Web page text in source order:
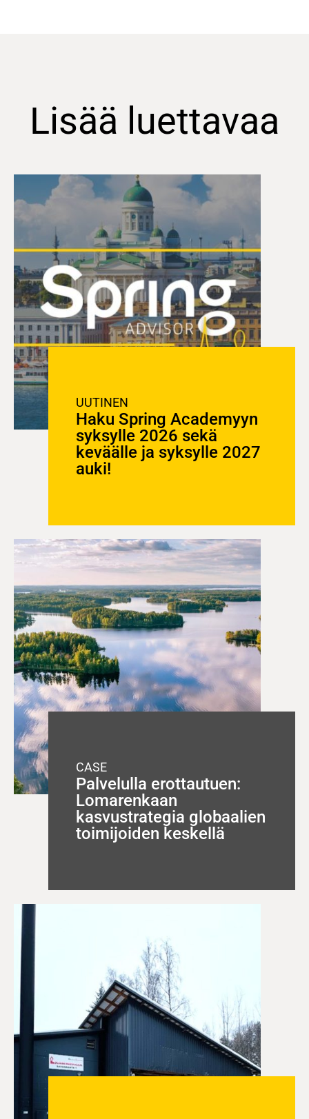
Lisää luettavaa
UUTINEN
Haku Spring Academyyn
syksylle 2026 sekä
keväälle ja syksylle 2027
auki!
CASE
Palvelulla erottautuen:
Lomarenkaan
kasvustrategia globaalien
toimijoiden keskellä